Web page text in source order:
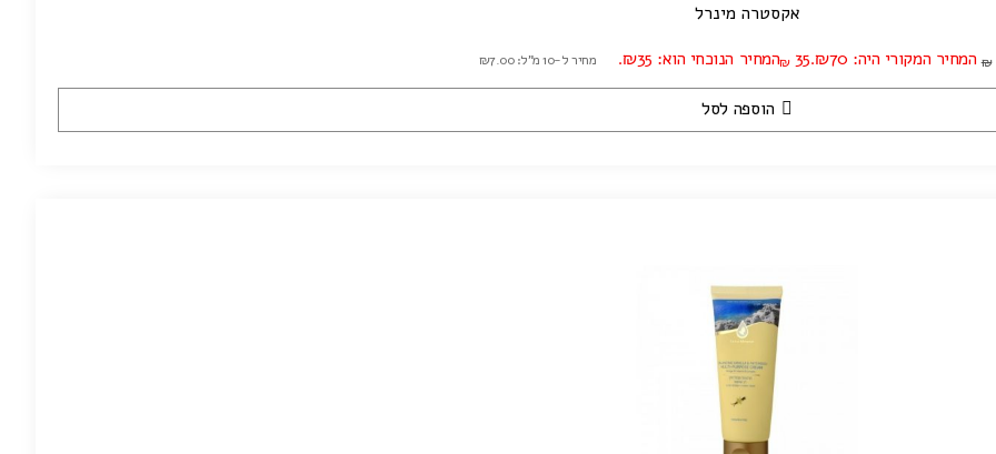
אקסטרה מינרל
₪ המחיר המקורי היה: ₪70. ₪ 35 המחיר הנוכחי הוא: ₪35. מחיר ל-10 מ"ל: ₪7.00
הוספה לסל